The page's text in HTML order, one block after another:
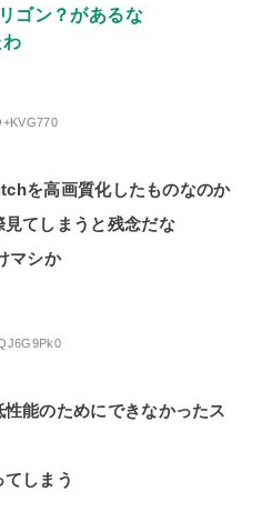
ゴン？があるな
を高画質化したものなのか
てしまうと残念だな
マシか
能のためにできなかったス
しまう